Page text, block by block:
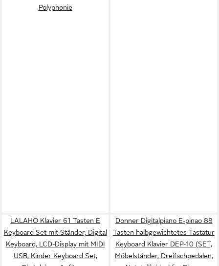
Polyphonie
LALAHO Klavier 61 Tasten E
Keyboard Set mit Ständer, Digital
Keyboard, LCD-Display mit MIDI
USB, Kinder Keyboard Set,
Donner Digitalpiano E-pinao 88
Tasten halbgewichtetes Tastatur
Keyboard Klavier DEP-10 (SET,
Möbelständer, Dreifachpedalen,